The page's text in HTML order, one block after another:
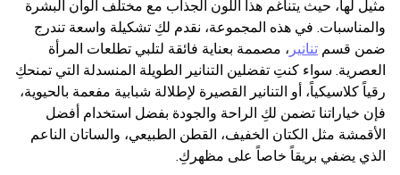
مثيل لها، حيث يتناغم هذا اللون الجذاب مع مختلف ألوان البشرة
والمناسبات. في هذه المجموعة، نقدم لكِ تشكيلة واسعة تندرج
ضمن قسم تنانير ، مصممة بعناية فائقة لتلبي تطلعات المرأة
العصرية. سواء كنتِ تفضلين التنانير الطويلة المنسدلة التي تمنحكِ
رقياً كلاسيكياً، أو التنانير القصيرة لإطلالة شبابية مفعمة بالحيوية،
فإن خياراتنا تضمن لكِ الراحة والجودة بفضل استخدام أفضل
الأقمشة مثل الكتان الخفيف، القطن الطبيعي، والساتان الناعم
الذي يضفي بريقاً خاصاً على مظهركِ.